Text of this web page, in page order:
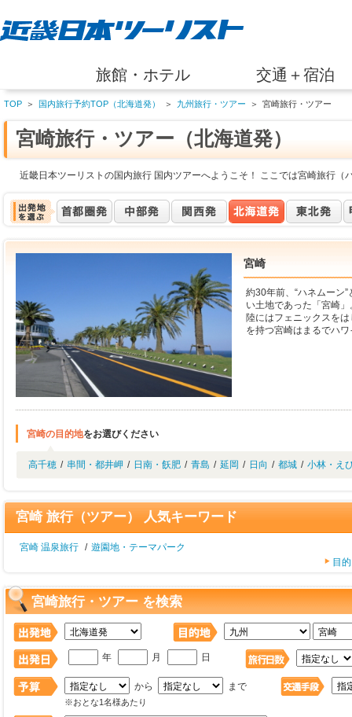
旅館・ホテル 交通＋宿泊
TOP ＞ 国内旅行予約TOP（北海道発） ＞ 九州旅行・ツアー ＞ 宮崎旅行・ツアー
宮崎旅行・ツアー（北海道発）
近畿日本ツーリストの国内旅行 国内ツアーへようこそ！ ここでは宮崎旅行（
宮崎
約30年前、“ハネムーン
い土地であった「宮崎
陸にはフェニックスを
を持つ宮崎はまるでハ
宮崎の目的地をお選びください
高千穂 / 串間・都井岬 / 日南・飫肥 / 青島 / 延岡 / 日向 / 都城 / 小林・え
宮崎 旅行（ツアー） 人気キーワード
宮崎 温泉旅行 / 遊園地・テーマパーク
目
宮崎旅行・ツアー を検索
年 月 日
から まで
※おとな1名様あたり